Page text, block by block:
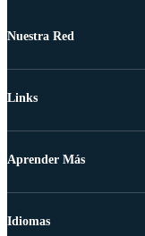
Nuestra Red
Links
Aprender Más
Idiomas